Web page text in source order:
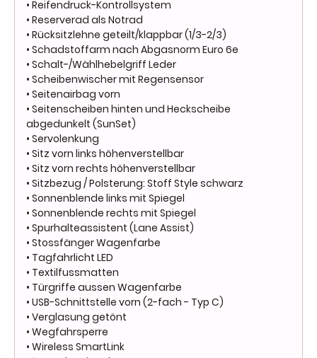
• Reifendruck-Kontrollsystem
• Reserverad als Notrad
• Rücksitzlehne geteilt/klappbar (1/3-2/3)
• Schadstoffarm nach Abgasnorm Euro 6e
• Schalt-/Wählhebelgriff Leder
• Scheibenwischer mit Regensensor
• Seitenairbag vorn
• Seitenscheiben hinten und Heckscheibe
abgedunkelt (SunSet)
• Servolenkung
• Sitz vorn links höhenverstellbar
• Sitz vorn rechts höhenverstellbar
• Sitzbezug / Polsterung: Stoff Style schwarz
• Sonnenblende links mit Spiegel
• Sonnenblende rechts mit Spiegel
• Spurhalteassistent (Lane Assist)
• Stossfänger Wagenfarbe
• Tagfahrlicht LED
• Textilfussmatten
• Türgriffe aussen Wagenfarbe
• USB-Schnittstelle vorn (2-fach - Typ C)
• Verglasung getönt
• Wegfahrsperre
• Wireless SmartLink